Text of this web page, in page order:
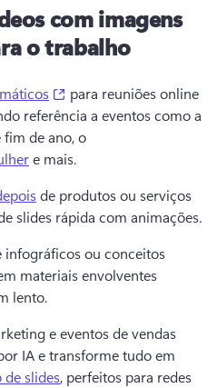
com imagens
o trabalho
(opens in a new tab)
para reuniões online
referência a eventos como a
fim de ano, o
e mais.
de produtos ou serviços
infográficos ou conceitos
materiais envolventes
lento.
e eventos de vendas
IA e transforme tudo em
de slides, perfeitos para redes